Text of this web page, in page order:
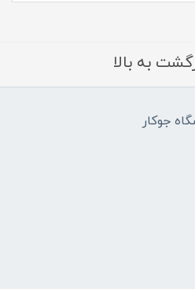
به بالا
جوکار